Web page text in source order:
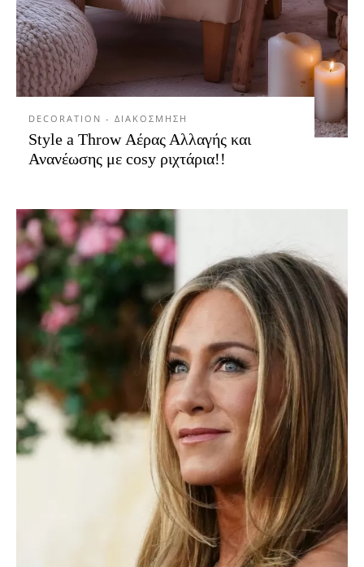
DECORATION - ΔΙΑΚΟΣΜΗΣΗ
Style a Throw Αέρας Αλλαγής και
Ανανέωσης με cosy ριχτάρια!!